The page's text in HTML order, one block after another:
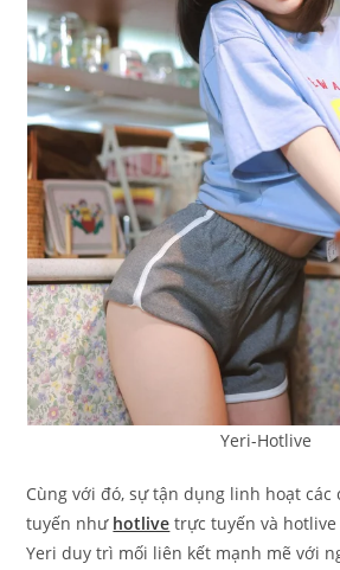
Yeri-Hotlive
Cùng với đó, sự tận dụng linh hoạt các
tuyến như hotlive trực tuyến và
Yeri duy trì mối liên kết mạnh mẽ với